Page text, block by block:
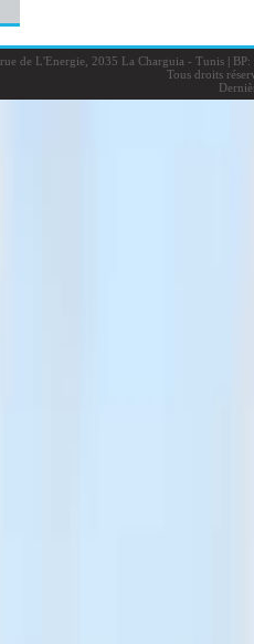
de L'Energie, 2035 La Charguia - Tunis |BP:
Tous droits